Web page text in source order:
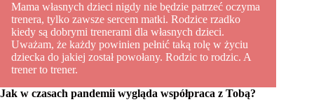
Mama własnych dzieci nigdy nie będzie patrzeć oczyma
trenera, tylko zawsze sercem matki. Rodzice rzadko
kiedy są dobrymi trenerami dla własnych dzieci.
Uważam, że każdy powinien pełnić taką rolę w życiu
dziecka do jakiej został powołany. Rodzic to rodzic. A
trener to trener.
Jak w czasach pandemii wygląda współpraca z Tobą?